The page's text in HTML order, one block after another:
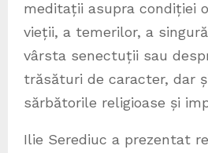
meditații asupra condiției
vieții, a temerilor, a
vârsta senectuții sau
trăsături de caracter, dar
sărbătorile religioase și
Ilie Serediuc a prezentat